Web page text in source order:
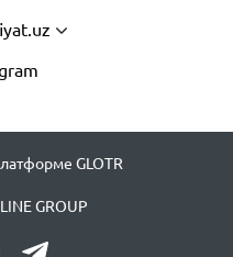
GLOTR
GROUP